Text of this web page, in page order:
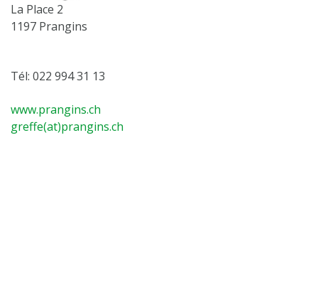
La Place 2
1197 Prangins
Tél: 022 994 31 13
www.prangins.ch
greffe(at)prangins.ch